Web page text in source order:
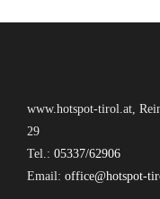
www.hotspot-tirol.at,
29
Tel.: 05337/62906
Email: